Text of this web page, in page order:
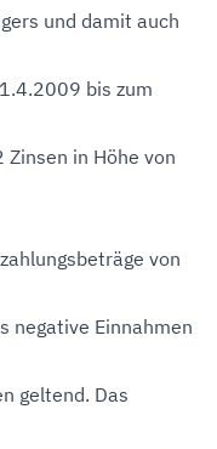
und damit auch
bis zum
in Höhe von
von
Einnahmen
geltend. Das